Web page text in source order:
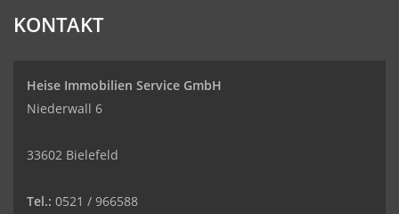
KONTAKT
Heise Immobilien Service GmbH
Niederwall 6
33602 Bielefeld
Tel.: 0521 / 966588